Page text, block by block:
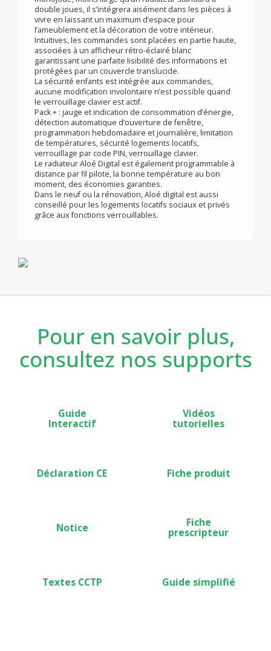
Performance et économies d’énergie grâce au
Pack+ de fonctionnalités innovantes, faible
encombrement pour espace optimisé
Grâce à son design sobre, exclusif et innovant, Aloé
digital s’intègre à tous les types d’intérieurs. Radiateur
monojoue, moins large qu’un radiateur standard à
double joues, il s’intégrera aisément dans les pièces à
vivre en laissant un maximum d’espace pour
l’ameublement et la décoration de votre intérieur.
Intuitives, les commandes sont placées en partie haute,
associées à un afficheur rétro-éclairé blanc
garantissant une parfaite lisibilité des informations et
protégées par un couvercle translucide.
La sécurité enfants est intégrée aux commandes,
aucune modification involontaire n’est possible quand
le verrouillage clavier est actif.
Pack + : jauge et indication de consommation d’énergie,
détection automatique d’ouverture de fenêtre,
programmation hebdomadaire et journalière, limitation
de températures, sécurité logements locatifs,
conseillé pour les logements locatifs sociaux et privés
Pour en savoir plus,
consultez nos supports
Guide
Interactif
Vidéos
tutorielles
Déclaration CE Fiche produit
Notice Fiche
prescripteur
Textes CCTP Guide simplifié